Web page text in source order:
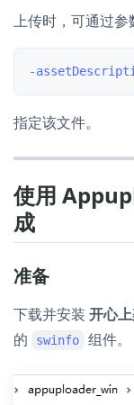
上传时，可通过参
指定该文件。
使用
成
准备
下载并安装 开心
的
swinfo 组件。